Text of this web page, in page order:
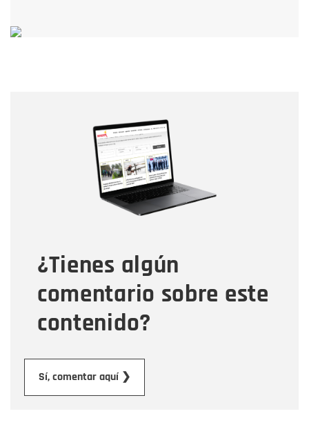
¿Tienes algún
comentario sobre este
contenido?
Sí, comentar aquí ❯
Correo electrónico
Tipo de comentario
Mensaje